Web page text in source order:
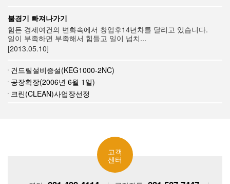
불경기 빠져나가기
힘든 경제여건의 변화속에서 창업후14년차를 달리고 있습니다.
일이 부족하면 부족해서 힘들고 일이 넘치...
[2013.05.10]
건드릴설비증설(KEG1000-2NC)
공장확장(2006년 6월 1일)
크린(CLEAN)사업장선정
고객
센터